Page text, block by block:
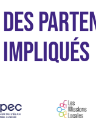
DES
IMPLIQUÉS